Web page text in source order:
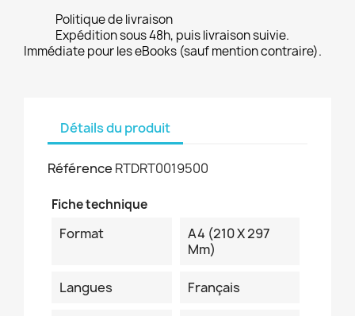
Politique de livraison
Expédition sous 48h, puis livraison suivie.
Immédiate pour les eBooks (sauf mention contraire).
Détails du produit
Référence RTDRT0019500
Fiche technique
Format
A4 (210 X 297
Mm)
Langues Français